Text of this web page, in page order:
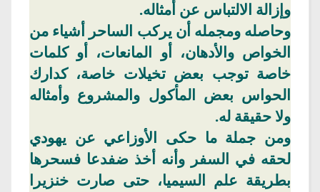
وإزالة الالتباس عن أمثاله.
وحاصله ومجمله أن يركب الساحر أشياء من
الخواصوالأدهان، أو المانعات، أو كلمات
خاصة توجب بعض تخيلات خاصة، كدارك
الحواس بعض المأكول والمشروع وأمثاله
ولا حقيقة له.
ومن جملة ما حكى
الأوزاعي عن يهودي
لحقه في السفر وأنه أخذ ضفدعا فسحرها
بطريقة علم
السيميا، حتى صارت خنزيرا